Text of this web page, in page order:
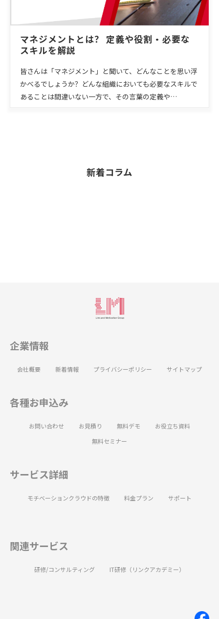
マネジメントとは？ 定義や役割・必要な
スキルを解説
皆さんは「マネジメント」と聞いて、どんなことを思い浮
かべるでしょうか？どんな組織においても必要なスキルで
あることは間違いない一方で、その言葉の定義や…
新着コラム
企業情報
会社概要 新着情報 プライバシーポリシー サイトマップ
各種お申込み
お問い合わせ お見積り 無料デモ
お役立ち資料
無料セミナー
サービス詳細
モチベーションクラウドの特徴 料金プラン サポート
関連サービス
研修/コンサルティング IT研修（リンクアカデミー）